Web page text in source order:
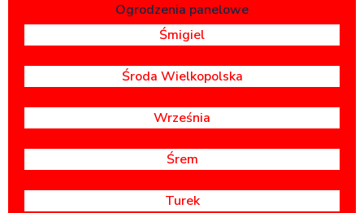
Ogrodzenia panelowe
Śmigiel
Środa Wielkopolska
Września
Śrem
Turek